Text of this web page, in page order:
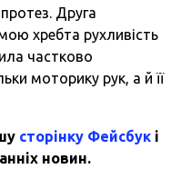
Друга
хребта рухливість
частково
моторику рук, а й її
сторінку Фейсбук і
новин.